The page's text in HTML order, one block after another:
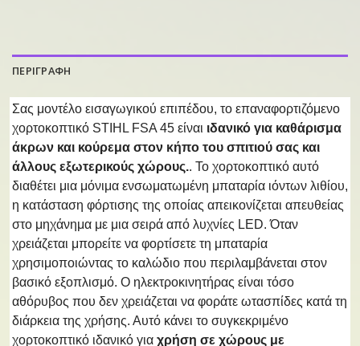
ΠΕΡΙΓΡΑΦΗ
Σας μοντέλο εισαγωγικού επιπέδου, το επαναφορτιζόμενο
χορτοκοπτικό STIHL FSA 45 είναι ιδανικό για καθάρισμα
άκρων και κούρεμα στον κήπο του σπιτιού σας και
άλλους εξωτερικούς χώρους.. Το χορτοκοπτικό αυτό
διαθέτει μια μόνιμα ενσωματωμένη μπαταρία ιόντων λιθίου,
η κατάσταση φόρτισης της οποίας απεικονίζεται απευθείας
στο μηχάνημα με μια σειρά από λυχνίες LED. Όταν
χρειάζεται μπορείτε να φορτίσετε τη μπαταρία
χρησιμοποιώντας το καλώδιο που περιλαμβάνεται στον
βασικό εξοπλισμό. Ο ηλεκτροκινητήρας είναι τόσο
αθόρυβος που δεν χρειάζεται να φοράτε ωτασπίδες κατά τη
διάρκεια της χρήσης. Αυτό κάνει το συγκεκριμένο
χορτοκοπτικό ιδανικό για χρήση σε χώρους με